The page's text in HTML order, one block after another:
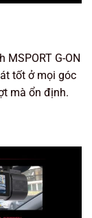
G-ON
tốt ở mọi góc
mà ổn định.